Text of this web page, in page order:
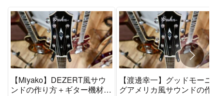
【Miyako】DEZERT風サウ
ンドの作り方＋ギター機材音
【渡邊幸一】グッドモーニ
グアメリカ風サウンドの作